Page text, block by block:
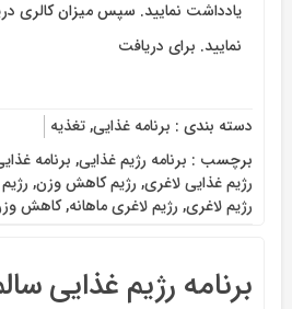
یادداشت نمایید. سپس میزان کالری
نمایید. برای دریافت
دسته بندی : برنامه غذایی,تغذیه
برچسب : برنامه رژیم غذایی, برنامه
رژیم غذایی لاغری, رژیم کاهش وزن,
رژیم لاغری, رژیم لاغری ماهانه,کاهش
برنامه رژیم غذایی